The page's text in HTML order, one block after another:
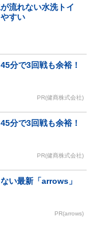
流れない水洗トイ
すい
分で3回戦も余裕！
PR(健商株式会社)
分で3回戦も余裕！
PR(健商株式会社)
い最新「arrows」
PR(arrows)